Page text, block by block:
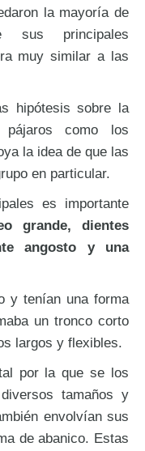
la mayoría de
principales
muy similar a las
hipótesis sobre la
como los
la idea de que las
en particular.
es importante
grande, dientes
angosto y una
y tenían una forma
un tronco corto
largos y flexibles.
por la que se los
tamaños y
envolvían sus
de abanico. Estas